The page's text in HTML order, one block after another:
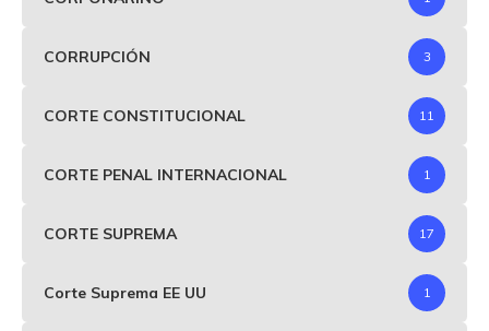
CORRUPCIÓN 3
CORTE CONSTITUCIONAL 11
CORTE PENAL INTERNACIONAL 1
CORTE SUPREMA 17
Corte Suprema EE UU 1